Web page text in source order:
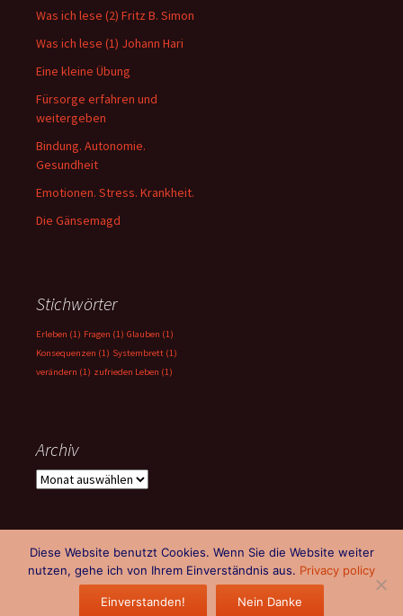
Was ich lese (2) Fritz B. Simon
Was ich lese (1) Johann Hari
Eine kleine Übung
Fürsorge erfahren und
weitergeben
Bindung. Autonomie.
Gesundheit
Emotionen. Stress. Krankheit.
Die Gänsemagd
Stichwörter
Erleben (1) Fragen (1) Glauben (1)
Konsequenzen (1) Systembrett (1)
verändern (1) zufrieden Leben (1)
Archiv
Archiv
Impressum, Kontakt, Haftung, Rechte, Datenschutz
Mit Stolz
präsentiert von WordPress
Diese Website benutzt Cookies. Wenn Sie die Website weiter
nutzen, gehe ich von Ihrem Einverständnis aus. Privacy policy
Einverstanden! Nein Danke